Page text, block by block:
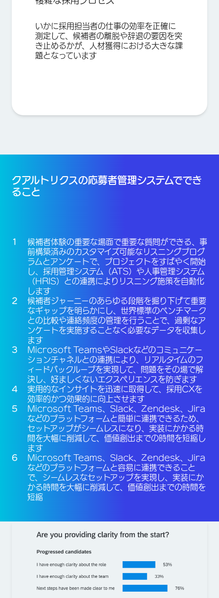
いかに採用担当者の仕事の効率を正確に
測定して、候補者の離脱や辞退の要因を突
き止めるかが、人材獲得における大きな課
題となっています
クアルトリクスの応募者管理システムででき
ること
候補者体験の重要な場面で重要な質問ができる、事
前構築済みのカスタマイズ可能なリスニングプログ
ラムとアンケートで、プロジェクトをすばやく開始
し、採用管理システム（ATS）や人事管理システム
（HRIS）との連携によりリスニング施策を自動化
します
候補者ジャーニーのあらゆる段階を掘り下げて重要
なギャップを明らかにし、世界標準のベンチマーク
との比較や連絡頻度の管理を行うことで、過剰なア
ンケートを実施することなく必要なデータを収集し
ます
Microsoft TeamsやSlackなどのコミュニケー
ションチャネルとの連携により、リアルタイムのフ
ィードバックループを実現して、問題をその場で解
決し、好ましくないエクスペリエンスを防ぎます
実用的なインサイトを迅速に取得して、採用CXを
効率的かつ効果的に向上させます
Microsoft Teams、Slack、Zendesk、Jira
などのプラットフォームと簡単に連携できるため、
セットアップがシームレスになり、実装にかかる時
間を大幅に削減して、価値創出までの時間を短縮し
ます
Microsoft Teams、Slack、Zendesk、Jira
などのプラットフォームと容易に連携できること
で、シームレスなセットアップを実現し、実装にか
かる時間を大幅に削減して、価値創出までの時間を
短縮